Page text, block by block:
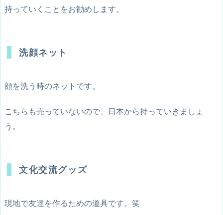
持っていくことをお勧めします。
洗顔ネット
顔を洗う時のネットです。
こちらも売っていないので、日本から持っていきましょ
う。
文化交流グッズ
現地で友達を作るための道具です。笑